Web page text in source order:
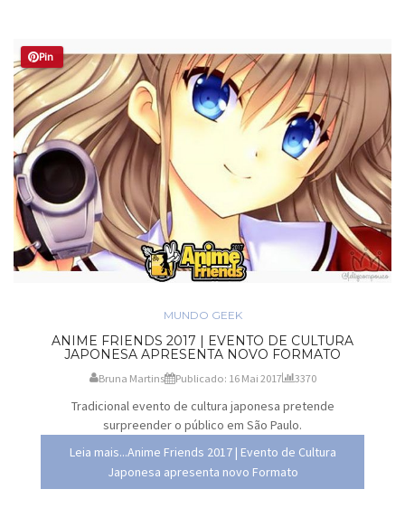
Pin
MUNDO GEEK
ANIME FRIENDS 2017 | EVENTO DE CULTURA
JAPONESA APRESENTA NOVO FORMATO
Bruna Martins Publicado: 16 Mai 2017 3370
Tradicional evento de cultura japonesa pretende
surpreender o público em São Paulo.
Leia mais...Anime Friends 2017 | Evento de Cultura
Japonesa apresenta novo Formato